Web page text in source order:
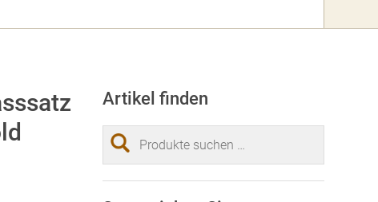
Artikel finden
Suchen
nach: